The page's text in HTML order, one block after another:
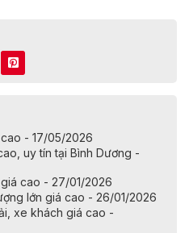
- 17/05/2026
uy tín tại Bình Dương -
cao - 27/01/2026
lớn giá cao - 26/01/2026
xe khách giá cao -